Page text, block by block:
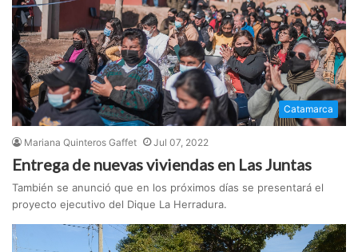
Catamarca
Mariana Quinteros Gaffet Jul 07, 2022
Entrega de nuevas viviendas en Las Juntas
También se anunció que en los próximos días se presentará el
proyecto ejecutivo del Dique La Herradura.